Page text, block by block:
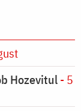
Hozevitul- 5